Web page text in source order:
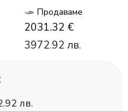
Продаваме
2031.32 €
3972.92 лв.
лв.